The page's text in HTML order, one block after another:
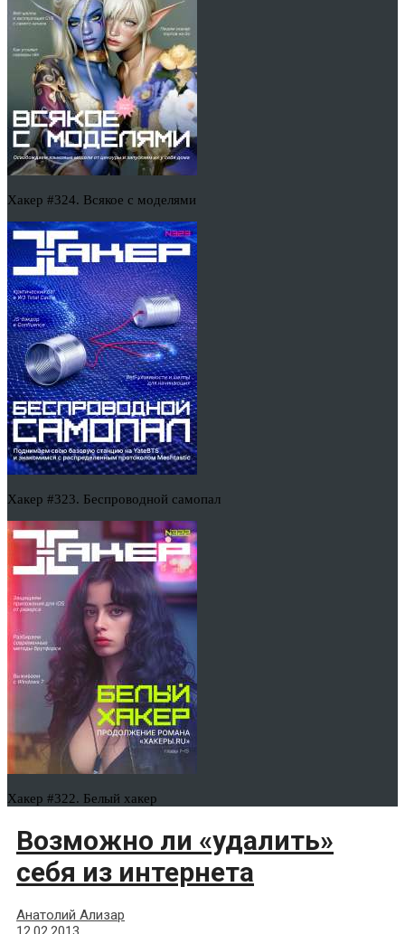
Хакер #324. Всякое с моделями
Хакер #323. Беспроводной самопал
Хакер #322. Белый хакер
Возможно ли «удалить»
себя из интернета
Анатолий Ализар